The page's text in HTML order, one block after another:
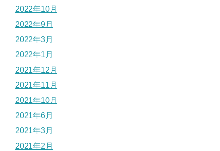
2022年10月
2022年9月
2022年3月
2022年1月
2021年12月
2021年11月
2021年10月
2021年6月
2021年3月
2021年2月